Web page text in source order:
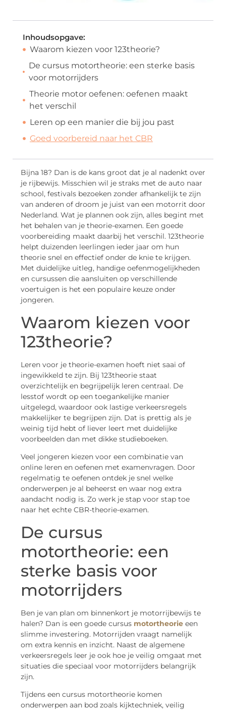
Inhoudsopgave:
Waarom kiezen voor 123theorie?
De cursus motortheorie: een sterke basis
voor motorrijders
Theorie motor oefenen: oefenen maakt
het verschil
Leren op een manier die bij jou past
Goed voorbereid naar het CBR
Bijna 18? Dan is de kans groot dat je al nadenkt over
je rijbewijs. Misschien wil je straks met de auto naar
school, festivals bezoeken zonder afhankelijk te zijn
van anderen of droom je juist van een motorrit door
Nederland. Wat je plannen ook zijn, alles begint met
het behalen van je theorie-examen. Een goede
voorbereiding maakt daarbij het verschil. 123theorie
helpt duizenden leerlingen ieder jaar om hun
theorie snel en effectief onder de knie te krijgen.
Met duidelijke uitleg, handige oefenmogelijkheden
en cursussen die aansluiten op verschillende
voertuigen is het een populaire keuze onder
jongeren.
Waarom kiezen voor
123theorie?
Leren voor je theorie-examen hoeft niet saai of
ingewikkeld te zijn. Bij 123theorie staat
overzichtelijk en begrijpelijk leren centraal. De
lesstof wordt op een toegankelijke manier
uitgelegd, waardoor ook lastige verkeersregels
makkelijker te begrijpen zijn. Dat is prettig als je
weinig tijd hebt of liever leert met duidelijke
voorbeelden dan met dikke studieboeken.
Veel jongeren kiezen voor een combinatie van
online leren en oefenen met examenvragen. Door
regelmatig te oefenen ontdek je snel welke
onderwerpen je al beheerst en waar nog extra
aandacht nodig is. Zo werk je stap voor stap toe
naar het echte CBR-theorie-examen.
De cursus
motortheorie: een
sterke basis voor
motorrijders
Ben je van plan om binnenkort je motorrijbewijs te
halen? Dan is een goede cursus motortheorie een
slimme investering. Motorrijden vraagt namelijk
om extra kennis en inzicht. Naast de algemene
verkeersregels leer je ook hoe je veilig omgaat met
situaties die speciaal voor motorrijders belangrijk
zijn.
Tijdens een cursus motortheorie komen
onderwerpen aan bod zoals kijktechniek, veilig